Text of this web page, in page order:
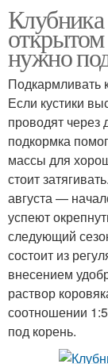
Клубника
открытом
нужно
Подкармливать
Если кустики
проводят через
подкормка
массы для
стоит
августа —
успеют
следующий
состоит из
внесением
раствор
соотношении
под корень.